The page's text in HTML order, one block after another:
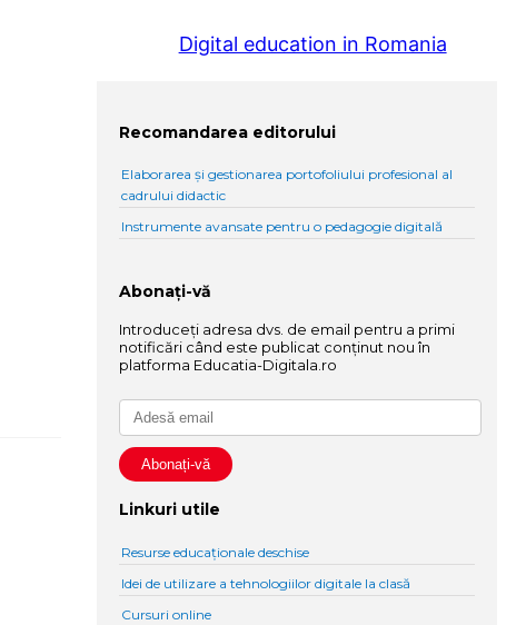
Digital education in Romania
Recomandarea editorului
Elaborarea și gestionarea portofoliului profesional al
cadrului didactic
Instrumente avansate pentru o pedagogie digitală
Abonați-vă
Introduceți adresa dvs. de email pentru a primi
notificări când este publicat conținut nou în
platforma Educatia-Digitala.ro
Linkuri utile
Resurse educaționale deschise
Idei de utilizare a tehnologiilor digitale la clasă
Cursuri online